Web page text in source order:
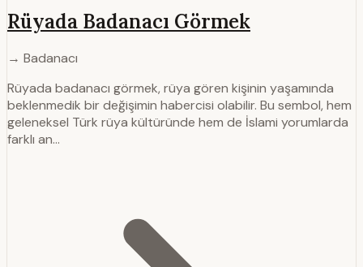
Rüyada Badanacı Görmek
→ Badanacı
Rüyada badanacı görmek, rüya gören kişinin yaşamında
beklenmedik bir değişimin habercisi olabilir. Bu sembol, hem
geleneksel Türk rüya kültüründe hem de İslami yorumlarda
farklı an…